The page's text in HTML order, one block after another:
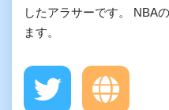
したアラサーです。 NBA
ます。